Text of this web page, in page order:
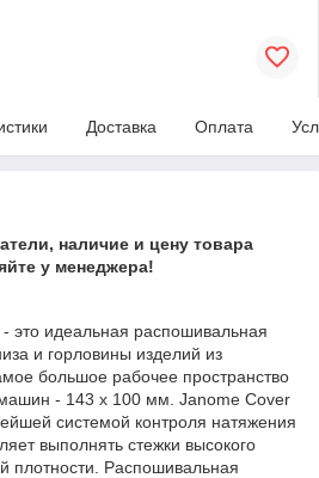
Доставка Оплата
наличие и цену товара
у менеджера!
это идеальная распошивальная
и горловины изделий из
большое рабочее пространство
- 143 х 100 мм. Janome Cover
системой контроля натяжения
выполнять стежки высокого
плотности. Распошивальная